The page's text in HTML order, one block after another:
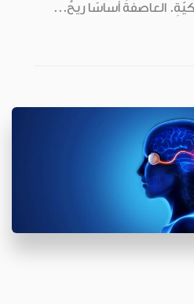
العاصفةُ أساسًا ريحٌ...